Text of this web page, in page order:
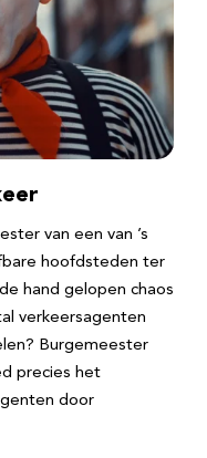
van een van ’s
hoofdsteden ter
hand gelopen chaos
verkeersagenten
Burgemeester
precies het
door